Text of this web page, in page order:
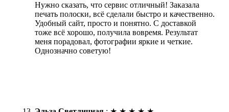
Нужно сказать, что сервис отличный! Заказала
печать полоски, всё сделали быстро и качественно.
Удобный сайт, просто и понятно. С доставкой
тоже всё хорошо, получила вовремя. Результат
меня порадовал, фотографии яркие и четкие.
Однозначно советую!